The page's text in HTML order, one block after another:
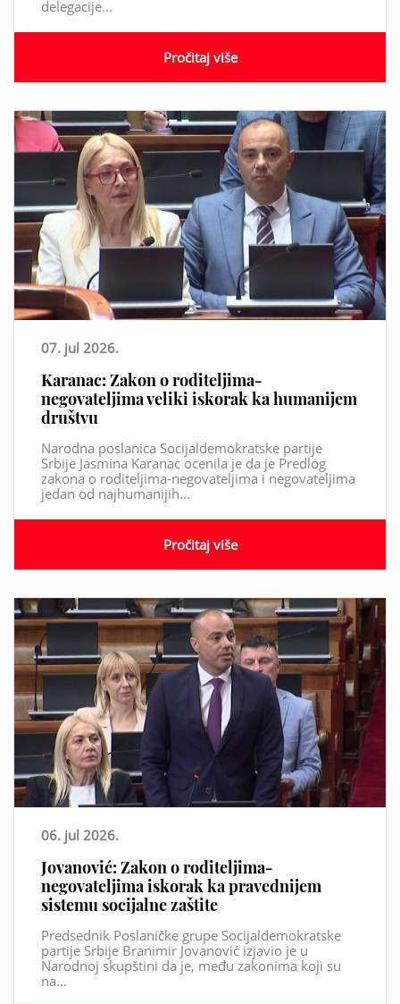
delegacije...
Pročitaj više
07. jul 2026.
Karanac: Zakon o roditeljima-
negovateljima veliki iskorak ka humanijem
društvu
Narodna poslanica Socijaldemokratske partije
Srbije Jasmina Karanac ocenila je da je Predlog
zakona o roditeljima-negovateljima i negovateljima
jedan od najhumanijih...
Pročitaj više
06. jul 2026.
Jovanović: Zakon o roditeljima-
negovateljima iskorak ka pravednijem
sistemu socijalne zaštite
Predsednik Poslaničke grupe Socijaldemokratske
partije Srbije Branimir Jovanović izjavio je u
Narodnoj skupštini da je, među zakonima koji su
na...